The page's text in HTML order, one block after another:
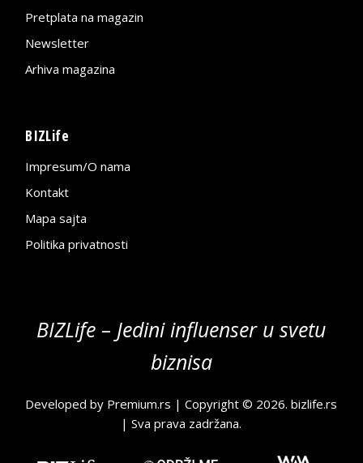
Pretplata na magazin
Newsletter
Arhiva magazina
BIZLife
Impresum/O nama
Kontakt
Mapa sajta
Politika privatnosti
BIZLife – Jedini influenser u svetu
biznisa
Developed by Premium.rs | Copyright © 2026.bizlife.rs
| Sva prava zadržana.